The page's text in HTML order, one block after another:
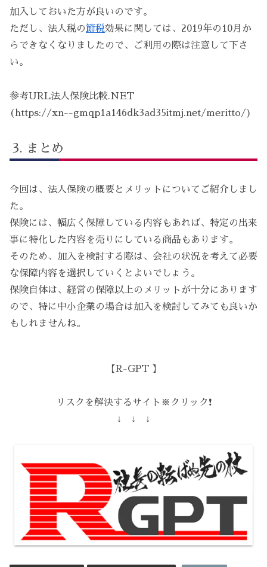
加入しておいた方が良いのです。
ただし、法人税の節税効果に関しては、2019年の10月か
らできなくなりましたので、ご利用の際は注意して下さ
い。
参考URL法人保険比較.NET
(https://xn--gmqp1a146dk3ad35itmj.net/meritto/)
まとめ
今回は、法人保険の概要とメリットについてご紹介しまし
た。
保険には、幅広く保障している内容もあれば、特定の出来
事に特化した内容を売りにしている商品もあります。
そのため、加入を検討する際は、会社の状況を考えて必要
な保障内容を選択していくとよいでしょう。
保険自体は、経営の保障以上のメリットが十分にあります
ので、特に中小企業の場合は加入を検討してみても良いか
もしれませんね。
【R-GPT 】
リスクを解決するサイト※クリック❗️
↓ ↓ ↓